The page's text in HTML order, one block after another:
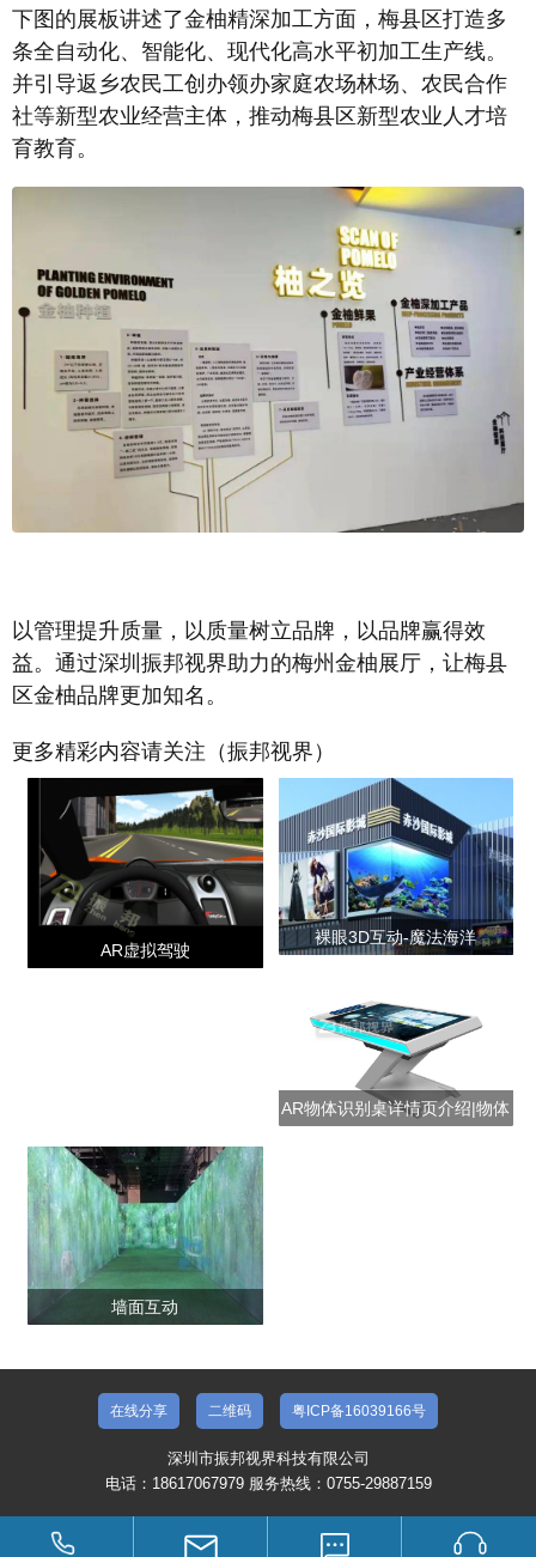
下图的展板讲述了金柚精深加工方面，梅县区打造多
条全自动化、智能化、现代化高水平初加工生产线。
并引导返乡农民工创办领办家庭农场林场、农民合作
社等新型农业经营主体，推动梅县区新型农业人才培
育教育。
以管理提升质量，以质量树立品牌，以品牌赢得效
益。通过深圳振邦视界助力的梅州金柚展厅，让梅县
区金柚品牌更加知名。
更多精彩内容请关注（振邦视界）
AR虚拟驾驶
裸眼3D互动-魔法海洋
AR物体识别桌详情页介绍|物体
墙面互动
在线分享 二维码 粤ICP备16039166号
深圳市振邦视界科技有限公司
电话：18617067979 服务热线：0755-29887159